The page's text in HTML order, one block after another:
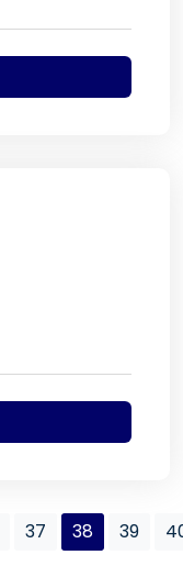
37 38 39